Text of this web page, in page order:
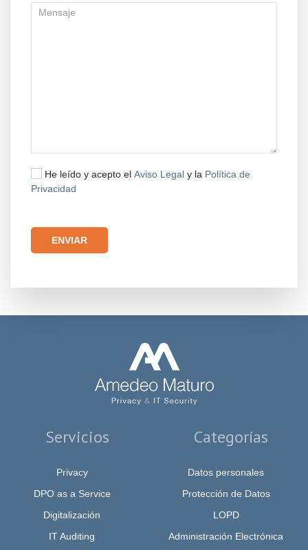
He leído y acepto el Aviso Legal y la Política de
Privacidad
Servicios
Privacy
DPO as a Service
Digitalización
IT Auditing
Categorías
Datos personales
Protección de Datos
LOPD
Administración Electrónica